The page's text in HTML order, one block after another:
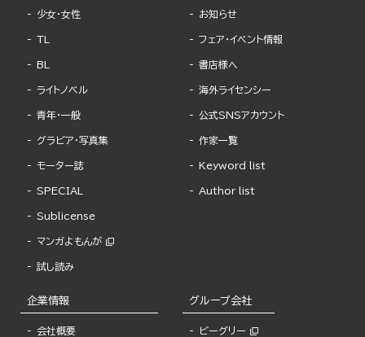
少女・女性
TL
BL
ライトノベル
青年・一般
グラビア・写真集
モーター誌
SPECIAL
Sublicense
マンガよもんが
試し読み
お知らせ
フェア・イベント情報
書店様へ
海外ライセンシー
公式SNSアカウント
作家一覧
Keyword list
Author list
企業情報
会社概要
グループ会社
ビーグリー